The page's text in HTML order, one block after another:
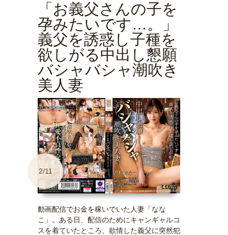
「お義父さんの子を
孕みたいです…。」
義父を誘惑し子種を
欲しがる中出し懇願
バシャバシャ潮吹き
美人妻
2/11
動画配信でお金を稼いでいた人妻「なな
こ」。ある日、配信のためにキャンギャルコ
スを着ていたところ、欲情した義父に突然犯